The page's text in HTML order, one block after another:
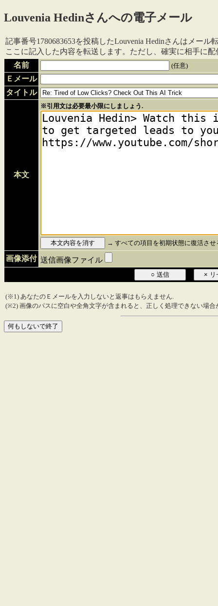
Louvenia Hedinさんへの電子メール
記事番号1780683653を投稿したLouvenia Hedinさんはメー
ここに記入した内容を転送します。ただし、確実に相手に
名前
(任意)
Ｅメール
タイトル
本文
※引用文は必要最小限にしましょう.
→ すべての項目を初期状態に復活さ
画像添付 送信画像ファイル
(※1) あなたのＥメールを入力しないと返事はもらえません.
(※2) 画像のパスに空白や全角文字が含まれると、正しく処理できない場合